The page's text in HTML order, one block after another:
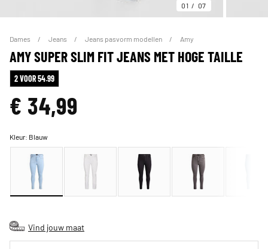
01 07
Dames Jeans Jeans pasvorm modellen Amy
AMY SUPER SLIM FIT JEANS MET HOGE TAILLE
2 VOOR 54.99
€ 34,99
Kleur: Blauw
Vind jouw maat